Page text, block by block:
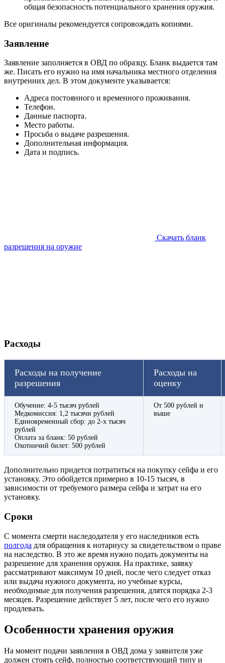
общая безопасность потенциального хранения оружия.
Все оригиналы рекомендуется сопровождать копиями.
Заявление
Заявление заполняется в ОВД по образцу. Бланк выдается там
же. Писать его нужно на имя начальника местного отделения
внутренних дел. В этом документе указывается:
Адреса постоянного и временного проживания.
Телефон.
Данные паспорта.
Место работы.
Просьба о выдаче разрешения.
Дополнительная информация.
Дата и подпись.
Скачать бланк
разрешения на оружие
Расходы
Расходы на получение
разрешения
Расходы на
оценку
Обучение: 4-5 тысяч рублей
Медкомиссия: 1,2 тысячи рублей
Единовременный сбор: до 2-х тысяч
рублей
Оплата за бланк: 50 рублей
Охотничий билет: 500 рублей
От 500 рублей и
выше
Дополнительно придется потратиться на покупку сейфа и его
установку. Это обойдется примерно в 10-15 тысяч, в
зависимости от требуемого размера сейфа и затрат на его
установку.
Сроки
С момента смерти наследодателя у его наследников есть
полгода для обращения к нотариусу за свидетельством о праве
на наследство. В это же время нужно подать документы на
разрешение для хранения оружия. На практике, заявку
рассматривают максимум 10 дней, после чего следует отказ
или выдача нужного документа, но учебные курсы,
необходимые для получения разрешения, длятся порядка 2-3
месяцев. Разрешение действует 5 лет, после чего его нужно
продлевать.
Особенности хранения оружия
На момент подачи заявления в ОВД дома у заявителя уже
должен стоять сейф, полностью соответствующий типу и